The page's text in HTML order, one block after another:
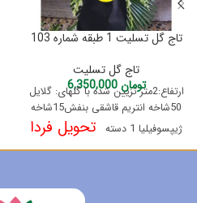
تاج گل تسلیت 1 طبقه شماره 103
تاج گل تسلیت
تومان6,350,000
ارتفاع:2متر تزیین شده با گلهای: گلایل
50شاخه انتریم قاشقی بنفش15شاخه
ژیپسوفیلیا 1 دسته
تحویل فردا